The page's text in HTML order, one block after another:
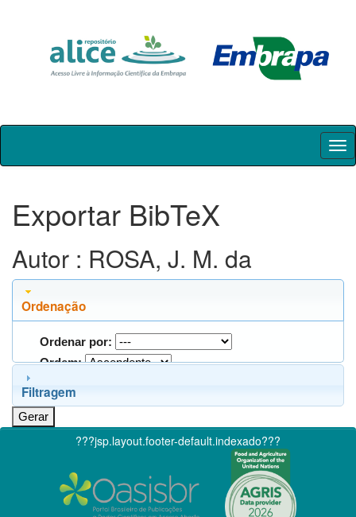
Skip
Exportar BibTeX
Autor : ROSA, J. M. da
Ordenação
Ordenar por:
Ordem:
Filtragem
???jsp.layout.footer-default.indexado???